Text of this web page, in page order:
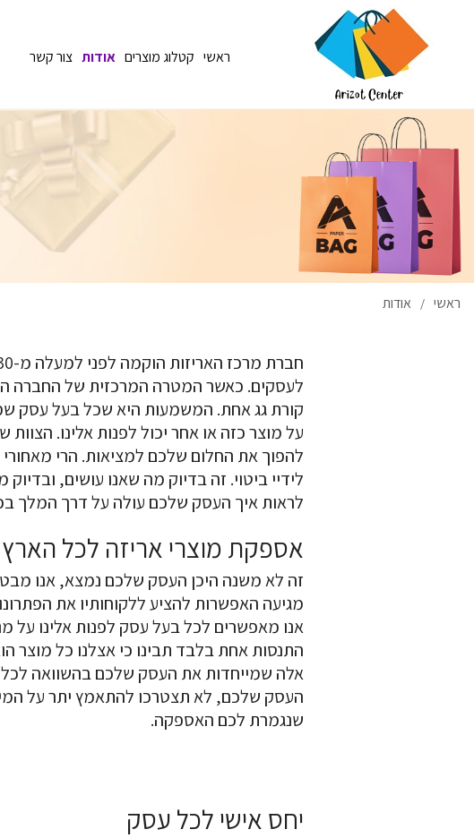
ראשי קטלוג מוצרים אודות צור קשר
ראשי / אודות
לעסקים. כאשר המטרה המרכזית של החברה
קורת גג אחת. המשמעות היא שכל בעל עסק
על מוצר כזה או אחר יכול לפנות אלינו.
להפוך את החלום שלכם למציאות. הרי
לידיי ביטוי. זה בדיוק מה שאנו עושים,
לראות איך העסק שלכם עולה על דרך המלך
אספקת מוצרי אריזה לכל הארץ
זה לא משנה היכן העסק שלכם נמצא, אנו
מגיעה האפשרות להציע ללקוחותיו את
אנו מאפשרים לכל בעל עסק לפנות אלינו על
התנסות אחת בלבד תבינו כי אצלנו כל מוצר
אלה שמייחדות את העסק שלכם בהשוואה
העסק שלכם, לא תצטרכו להתאמץ יתר על
שנגמרת לכם האספקה.
יחס אישי לכל עסק